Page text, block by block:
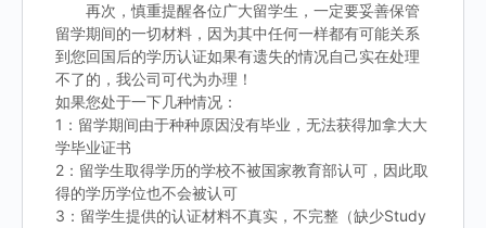
再次，慎重提醒各位广大留学生，一定要妥善保管
留学期间的一切材料，因为其中任何一样都有可能关系
到您回国后的学历认证如果有遗失的情况自己实在处理
不了的，我公司可代为办理！
如果您处于一下几种情况：
1：留学期间由于种种原因没有毕业，无法获得加拿大大
学毕业证书
2：留学生取得学历的学校不被国家教育部认可，因此取
得的学历学位也不会被认可
3：留学生提供的认证材料不真实，不完整（缺少Study